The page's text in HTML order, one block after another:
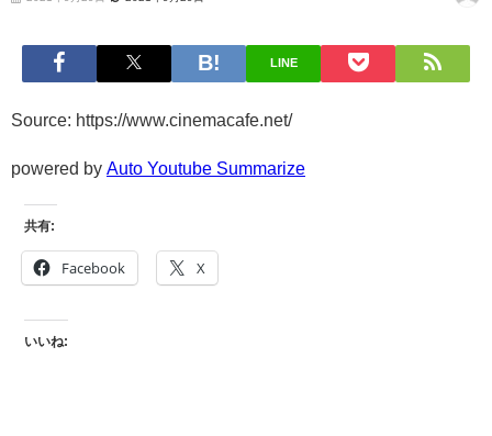
LINE
Source: https://www.cinemacafe.net/
powered by Auto Youtube Summarize
共有:
Facebook X
いいね: